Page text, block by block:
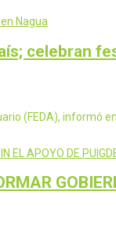
celebran
(FEDA), informó